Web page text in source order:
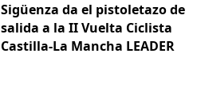
Sigüenza da el pistoletazo de
salida a la II Vuelta Ciclista
Castilla-La Mancha LEADER